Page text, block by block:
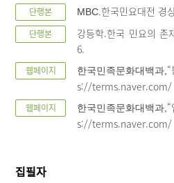
단행본 MBC. 한국민요대전 경
단행본
강등학.한국 민요의 존
6.
웹페이지 한국민족문화대백과,
s://terms.naver.com/
웹페이지 한국민족문화대백과,
s://terms.naver.com/
집필자